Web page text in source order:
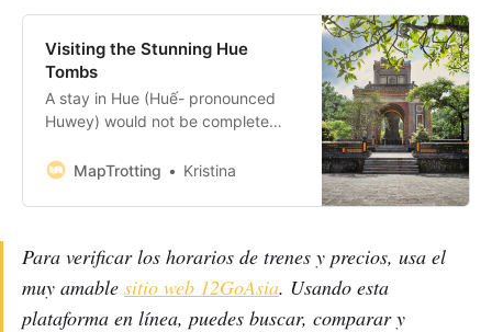
Visiting the Stunning Hue
Tombs
A stay in Hue (Huế- pronounced
Huwey) would not be complete
Imperial Hue Tombs. The tombs
the Nguyen dynasty, who ruled
Dotted along the banks of the
Perfume River, which flows through
the
MapTrotting Kristina
Para verificar los horarios de trenes y precios, usa el
muy amable sitio web 12GoAsia. Usando esta
plataforma en línea, puedes buscar, comparar y